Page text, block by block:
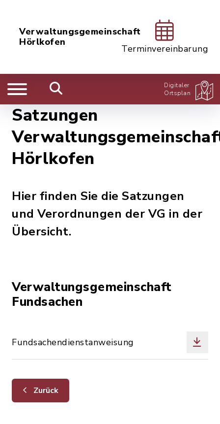
Verwaltungsgemeinschaft
Hörlkofen
Terminvereinbarung
Digitaler
Ortsplan
Satzungen
Hörlkofen
Hier finden Sie die Satzungen
und Verordnungen der VG in der
Übersicht.
Verwaltungsgemeinschaft
Fundsachen
Fundsachendienstanweisung
Zurück